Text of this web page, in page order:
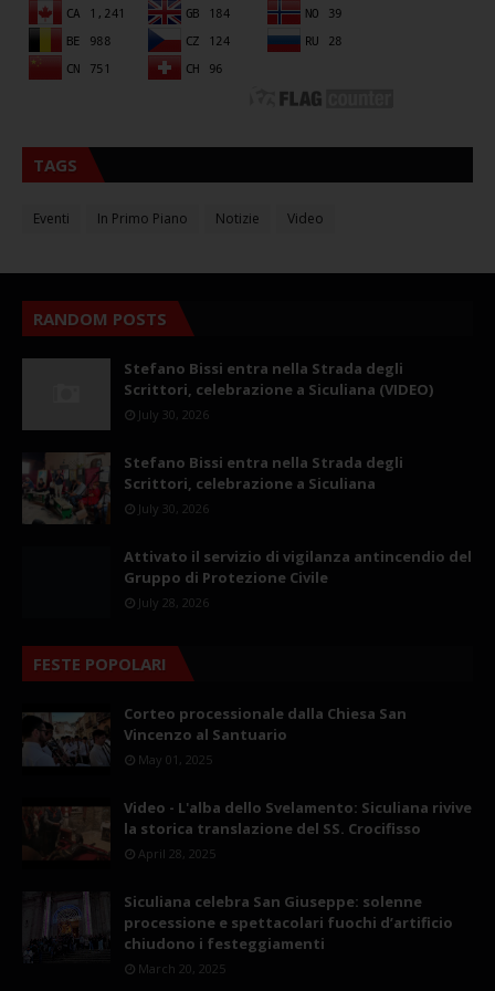
TAGS
Eventi In Primo Piano Notizie Video
RANDOM POSTS
Stefano Bissi entra nella Strada degli
Scrittori, celebrazione a Siculiana (VIDEO)
July 30, 2026
Stefano Bissi entra nella Strada degli
Scrittori, celebrazione a Siculiana
July 30, 2026
Attivato il servizio di vigilanza antincendio del
Gruppo di Protezione Civile
July 28, 2026
FESTE POPOLARI
Corteo processionale dalla Chiesa San
Vincenzo al Santuario
May 01, 2025
Video - L'alba dello Svelamento: Siculiana rivive
la storica translazione del SS. Crocifisso
April 28, 2025
Siculiana celebra San Giuseppe: solenne
processione e spettacolari fuochi d’artificio
chiudono i festeggiamenti
March 20, 2025